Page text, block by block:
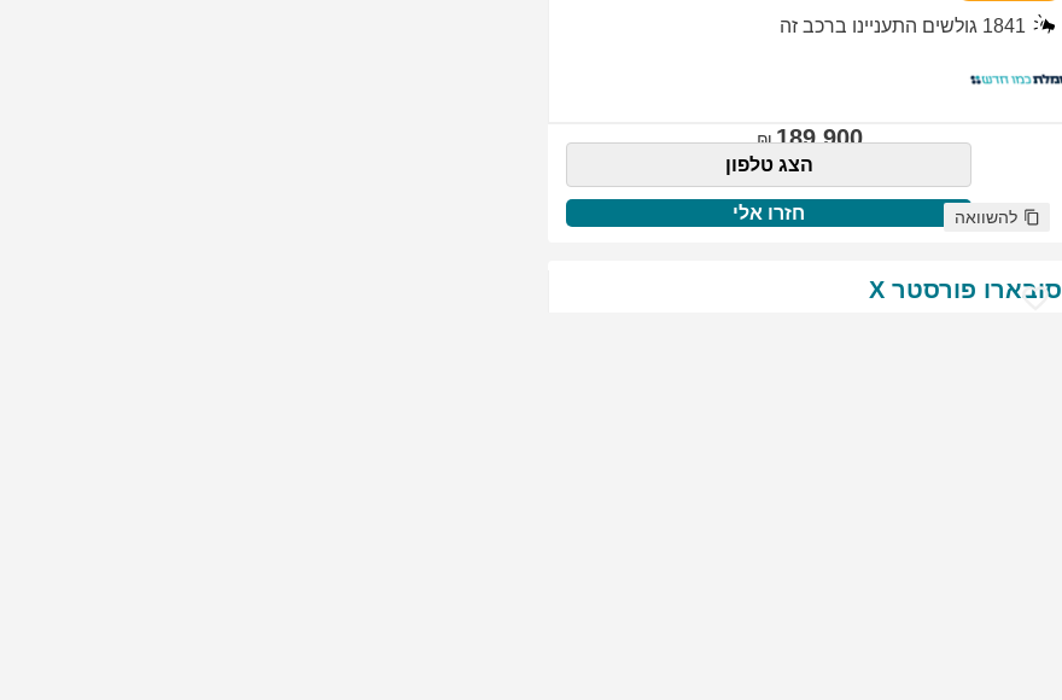
1841 גולשים התעניינו ברכב זה
189,900
הצג טלפון
חזרו אלי להשוואה
סובארו פורסטר X